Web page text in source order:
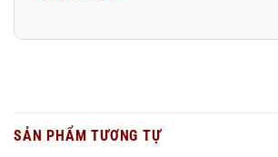
SẢN PHẨM TƯƠNG TỰ